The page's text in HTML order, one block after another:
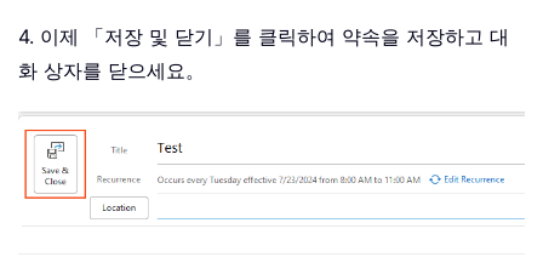
4. 이제 「저장 및 닫기」를 클릭하여 약속을 저장하고 대
화 상자를 닫으세요。